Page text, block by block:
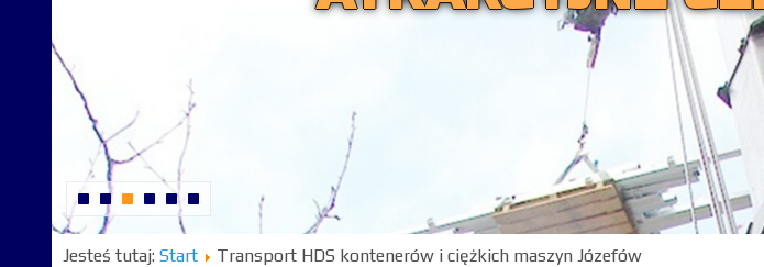
Jesteś tutaj: Start Transport HDS kontenerów i ciężkich maszyn Józefów